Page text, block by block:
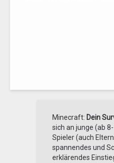
Minecraft: Dein
sich an junge (ab
Spieler (auch
spannendes und
erklärendes